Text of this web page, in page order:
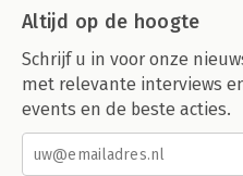
Altijd op de hoogte
Schrijf u in voor onze
met relevante interviews
events en de beste acties.